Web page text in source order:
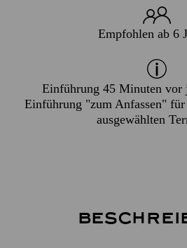
Empfohlen ab 6
Einführung 45 Minuten vor
Einführung "zum Anfassen" für
ausgewählten